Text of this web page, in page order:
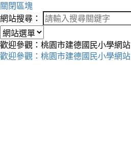
關閉區塊
網站搜尋：
歡迎參觀：桃園市建德國民小學網站
歡迎參觀：桃園市建德國民小學網站